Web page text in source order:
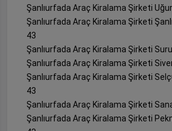
Şanlıurfada Araç Kiralama Şirketi
Şanlıurfada Araç Kiralama Şirketi
43
Şanlıurfada Araç Kiralama Şirketi
Şanlıurfada Araç Kiralama Şirketi
Şanlıurfada Araç Kiralama Şirketi
43
Şanlıurfada Araç Kiralama Şirketi
Şanlıurfada Araç Kiralama Şirketi